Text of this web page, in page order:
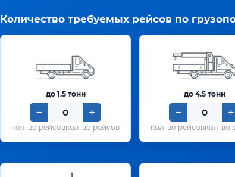
Количество требуемых рейсов по
до 1.5 тонн
кол-во рейсов
до 4.5 тонн
кол-во